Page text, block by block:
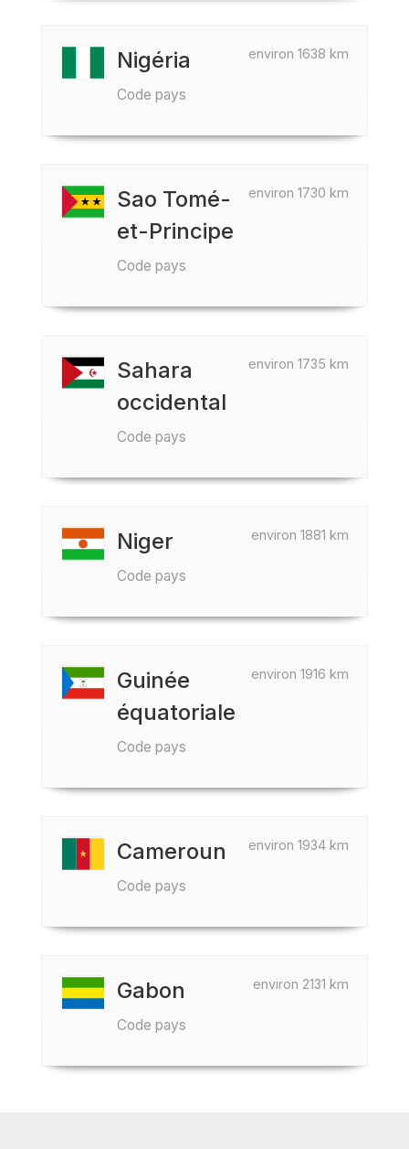
environ 1638 km
Nigéria
Code pays
environ 1730 km
Sao Tomé-
et-Principe
Code pays
environ 1735 km
Sahara
occidental
Code pays
environ 1881 km
Niger
Code pays
environ 1916 km
Guinée
équatoriale
Code pays
environ 1934 km
Cameroun
Code pays
environ 2131 km
Gabon
Code pays